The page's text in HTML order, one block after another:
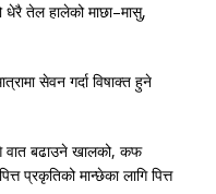
तेल हालेको माछा–मासु,
सेवन गर्दा विषाक्त हुने
वात बढाउने खालको, कफ
प्रकृतिको मान्छेका लागि पित्त